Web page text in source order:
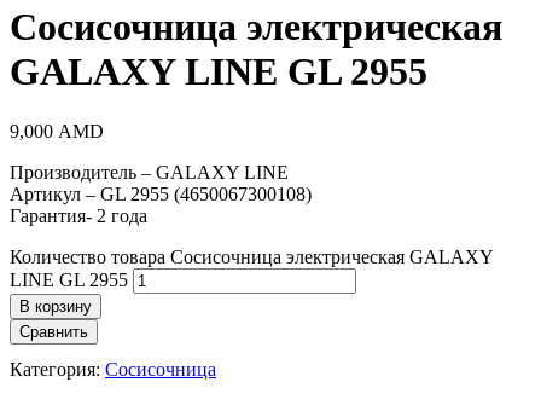
Сосисочница электрическая
GALAXY LINE GL 2955
9,000 AMD
Производитель – GALAXY LINE
Артикул – GL 2955 (4650067300108)
Гарантия- 2 года
Количество товара Сосисочница электрическая GALAXY
LINE GL 2955
В корзину
Сравнить
Категория: Сосисочница